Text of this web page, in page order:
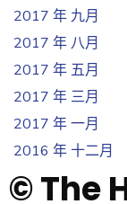
2017 年 九月
2017 年 八月
2017 年 五月
2017 年 三月
2017 年 一月
2016 年 十二月
© The